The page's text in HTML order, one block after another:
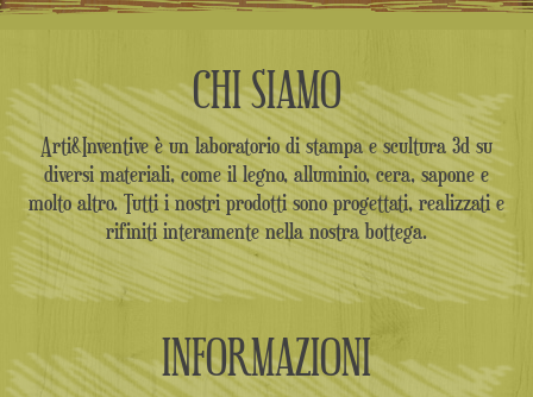
CHI SIAMO
Arti&Inventive è un laboratorio di stampa e scultura 3d su
diversi materiali, come il legno, alluminio, cera, sapone e
molto altro. Tutti i nostri prodotti sono progettati, realizzati e
rifiniti interamente nella nostra bottega.
INFORMAZIONI